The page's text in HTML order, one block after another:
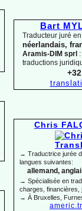
Bart
Traducteur juré en
néerlandais,
Aramis-DIM sprl
traductions
Chris
→ Traductrice jurée
langues suivantes:
allemand,
→ Spécialisée en
charges, financières,
→ À Bruxelles,